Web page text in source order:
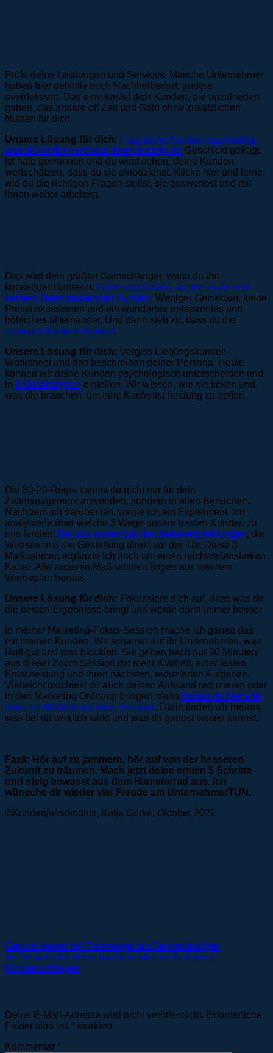
Prüfe deine Leistungen und Services. Manche Unternehmer
haben hier definitiv noch Nachholbedarf, andere
overdelivern. Das eine kostet dich Kunden, die unzufrieden
gehen, das andere oft Zeit und Geld ohne zusätzlichen
Nutzen für dich.
Unsere Lösung für dich: Frag deine Kunden regelmäßig,
was sie wollen und was ihnen wichtig ist. Geschickt gefragt,
ist halb gewonnen und du wirst sehen, deine Kunden
wertschätzen, dass du sie einbeziehst. Klicke hier und lerne,
wie du die richtigen Fragen stellst, sie auswertest und mit
ihnen weiter arbeitest.
Das wird dein größter Gamechanger, wenn du ihn
konsequent umsetzt: Finde von Anfang an, die zu dir und
deinem Team passenden Kunden. Weniger Gemecker, keine
Preisdiskussionen und ein wunderbar entspanntes und
fröhliches Miteinander. Und dann sieh zu, dass du die
nervigen Kunden loswirst.
Unsere Lösung für dich: Vergiss Lieblingskunden-
Worksheet und das beschreiben deiner Persona. Heute
können wir deine Kunden psychologisch unterscheiden und
in 4 Kundentypen einteilen. Wir wissen, wie sie ticken und
was die brauchen, um eine Kaufentscheidung zu treffen.
Die 80-20-Regel kannst du nicht nur für dein
Zeitmanagement anwenden, sondern in allen Bereichen.
Nachdem ich darüber las, wagte ich ein Experiment. Ich
analysierte über welche 3 Wege unsere besten Kunden zu
uns fanden: Bei uns waren das die Weiterempfehlungen, die
Website und die Gestaltung direkt vor der Tür. Diese 3
Maßnahmen ergänzte ich noch um einen reichweitenstarken
Kanal. Alle anderen Maßnahmen flogen aus meinem
Werbeplan heraus.
Unsere Lösung für dich: Fokussiere dich auf, dass was dir
die besten Ergebnisse bringt und werde darin immer besser.
In meiner Marketing-Fokus-Session mache ich genau das
mit meinen Kunden. Wir schauen auf ihr Unternehmen, was
läuft gut und was blockiert. Sie gehen nach nur 90 Minuten
aus dieser Zoom Session mit mehr Klarheit, einer festen
Entscheidung und ihren nächsten, reduzierten Aufgaben.
Vielleicht möchtest du auch deinen Aufwand reduzieren oder
in den Marketing Ordnung bringen, dann findest du hier alle
Infos zur Marketing-Fokus-Session. Darin finden wir heraus,
was bei dir wirklich wirkt und was du getrost lassen kannst.
Fazit: Hör auf zu jammern, hör auf von der besseren
Zukunft zu träumen. Mach jetzt deine ersten 5 Schritte
und steig bewusst aus dem Hamsterrad aus. Ich
wünsche dir wieder viel Freude am UnternehmerTUN.
©Kundenfairständnis, Katja Görke, Oktober 2022
Gesund essen bei Zeitmangel als Selbstständiger
So steigerst du deine Kundenzufriedenheit durch
Kundenumfragen
Deine E-Mail-Adresse wird nicht veröffentlicht. Erforderliche
Felder sind mit * markiert
Kommentar *